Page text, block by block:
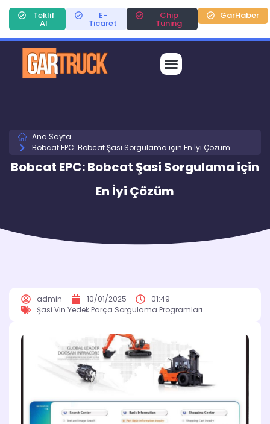
Teklif
Al
E-
Ticaret
Chip
Tuning
GarHaber
Ana Sayfa
Bobcat EPC: Bobcat Şasi Sorgulama için En İyi Çözüm
Bobcat EPC: Bobcat Şasi Sorgulama için
En İyi Çözüm
admin 10/01/2025
01:49
Şasi Vin Yedek Parça Sorgulama Programları